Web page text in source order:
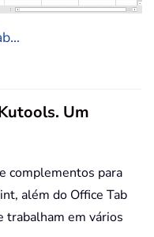
Um
complementos para
além do Office Tab
trabalham em vários